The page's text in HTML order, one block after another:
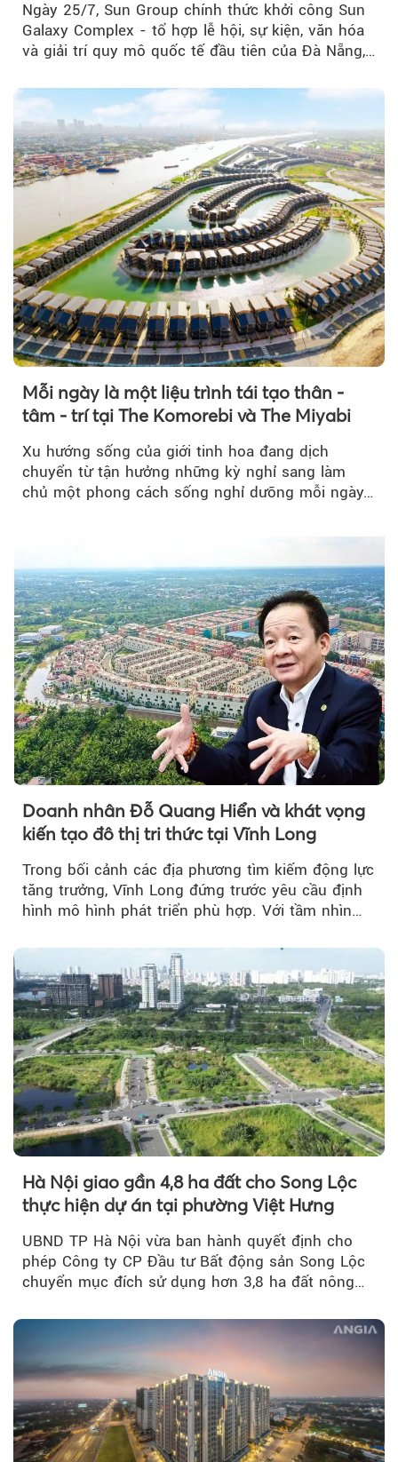
Ngày 25/7, Sun Group chính thức khởi công Sun
Galaxy Complex - tổ hợp lễ hội, sự kiện, văn hóa
và giải trí quy mô quốc tế đầu tiên của Đà Nẵng,…
Mỗi ngày là một liệu trình tái tạo thân -
tâm - trí tại The Komorebi và The Miyabi
Xu hướng sống của giới tinh hoa đang dịch
chuyển từ tận hưởng những kỳ nghỉ sang làm
chủ một phong cách sống nghỉ dưỡng mỗi ngày…
Doanh nhân Đỗ Quang Hiển và khát vọng
kiến tạo đô thị tri thức tại Vĩnh Long
Trong bối cảnh các địa phương tìm kiếm động lực
tăng trưởng, Vĩnh Long đứng trước yêu cầu định
hình mô hình phát triển phù hợp. Với tầm nhìn
Hà Nội giao gần 4,8 ha đất cho Song Lộc
thực hiện dự án tại phường Việt Hưng
UBND TP Hà Nội vừa ban hành quyết định cho
phép Công ty CP Đầu tư Bất động sản Song Lộc
chuyển mục đích sử dụng hơn 3,8 ha đất nông